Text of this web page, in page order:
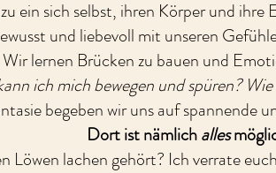
ein sich selbst, ihren Körper und
und liebevoll mit unseren
lernen Brücken zu bauen und
ich mich bewegen und spüren?
begeben wir uns auf spannende
Dort ist nämlichalles
Löwen lachen gehört? Ich verrate